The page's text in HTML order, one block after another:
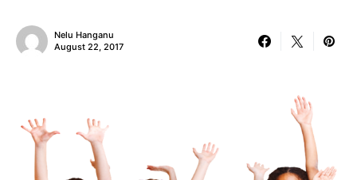
Nelu Hanganu
August 22, 2017